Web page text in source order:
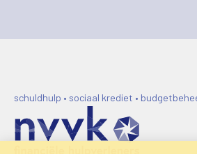
schuldhulp • sociaal krediet •